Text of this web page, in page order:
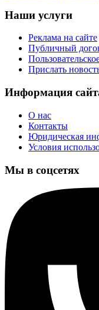
Наши услуги
Реклама на сайте
Публичный
Прислать
Информация
О нас
Контакты
Юридическая
Условия
Мы в соцсетях